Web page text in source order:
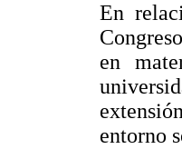
En
en
entorno